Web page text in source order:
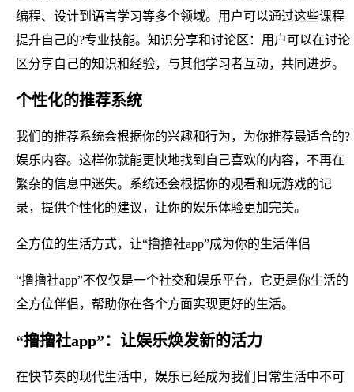
编程、设计到语言学习等多个领域。用户可以通过这些课程
提升自己的?专业技能。知识分享和讨论区：用户可以在讨论
区分享自己的知识和经验，与其他学习者互动，共同进步。
个性化的推荐系统
我们的推荐系统会根据你的兴趣和行为，为你推荐最适合的?
娱乐内容。这样你就能更快地找到自己喜欢的内容，不再在
繁杂的信息中迷失。系统还会根据你的观看和玩游戏的记
录，提供个性化的建议，让你的娱乐体验更加完美。
全方位的生活方式，让“撸撸社app”成为你的生活伴侣
“撸撸社app”不仅仅是一个社交和娱乐平台，它更是你生活的
全方位伴侣，帮助你在各个方面实现更好的生活。
“撸撸社app”：让娱乐焕发新的活力
在快节奏的现代生活中，娱乐已经成为我们日常生活中不可